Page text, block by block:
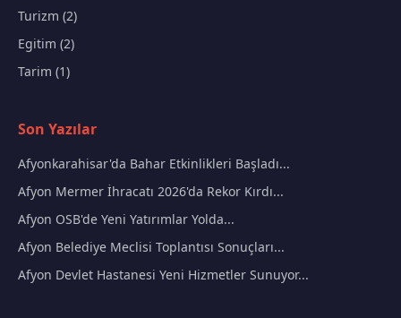
Turizm (2)
Egitim (2)
Tarim (1)
Son Yazılar
Afyonkarahisar'da Bahar Etkinlikleri Başladı...
Afyon Mermer İhracatı 2026'da Rekor Kırdı...
Afyon OSB'de Yeni Yatırımlar Yolda...
Afyon Belediye Meclisi Toplantısı Sonuçları...
Afyon Devlet Hastanesi Yeni Hizmetler Sunuyor...